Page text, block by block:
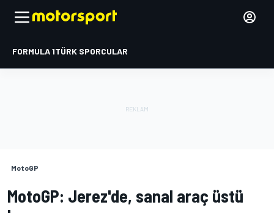
FORMULA 1TÜRK SPORCULAR
MotoGP
MotoGP: Jerez'de, sanal araç üstü